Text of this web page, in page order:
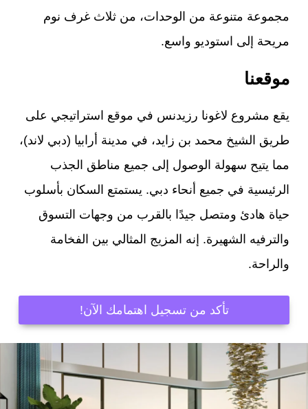
مجموعة متنوعة من الوحدات، من ثلاث غرف نوم
مريحة إلى استوديو واسع.
موقعنا
يقع مشروع لاغونا رزيدنس في موقع استراتيجي على
طريق الشيخ محمد بن زايد، في مدينة أرابيا (دبي لاند)،
مما يتيح سهولة الوصول إلى جميع مناطق الجذب
الرئيسية في جميع أنحاء دبي. يستمتع السكان بأسلوب
حياة هادئ ومتصل جيدًا بالقرب من وجهات التسوق
والترفيه الشهيرة. إنه المزيج المثالي بين الفخامة
والراحة.
تأكد من تسجيل اهتمامك الآن!